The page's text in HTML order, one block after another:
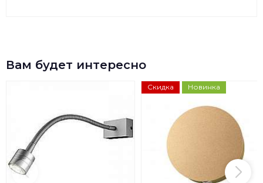
Вам будет интересно
Скидка Новинка